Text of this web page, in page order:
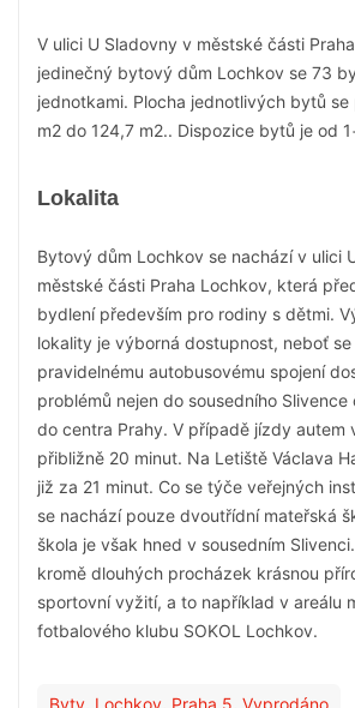
V ulici U Sladovny v městské části
jedinečný bytový dům Lochkov se 73
jednotkami. Plocha jednotlivých bytů
m2 do 124,7 m2.. Dispozice bytů je od
Lokalita
Bytový dům Lochkov se nachází v ulici
městské části Praha Lochkov, která
bydlení především pro rodiny s dětmi.
lokality je výborná dostupnost, neboť
pravidelnému autobusovému spojení
problémů nejen do sousedního Slivence
do centra Prahy. V případě jízdy autem
přibližně 20 minut. Na Letiště Václava
již za 21 minut. Co se týče veřejných
se nachází pouze dvoutřídní mateřská
škola je však hned v sousedním
kromě dlouhých procházek krásnou
sportovní vyžití, a to například v areálu
fotbalového klubu SOKOL Lochkov.
Byty, Lochkov, Praha 5, Vyprodáno